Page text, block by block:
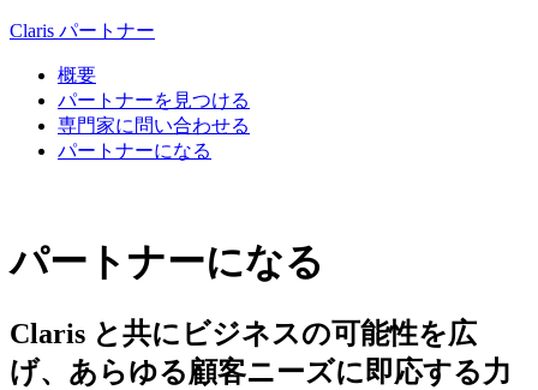
Claris パートナー
概要
パートナーを見つける
専門家に問い合わせる
パートナーになる
パートナーになる
Claris と共にビジネスの可能性を広
げ、あらゆる顧客ニーズに即応する力